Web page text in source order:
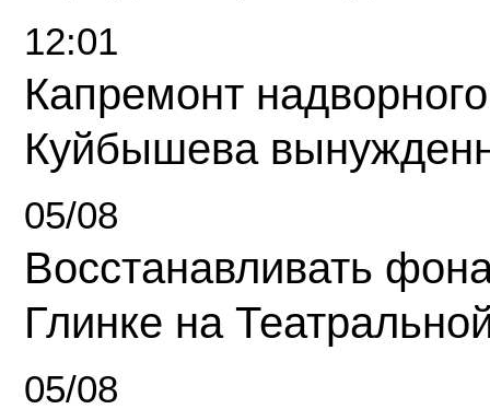
12:01
Капремонт
Куйбышева
05/08
Восстанавливать
Глинке на
05/08